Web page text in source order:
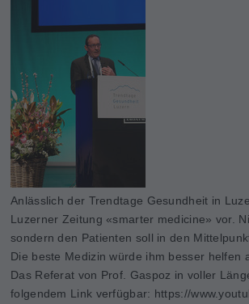
Anlässlich der Trendtage Gesundheit in
Luzerner Zeitung «smarter medicine» vor.
sondern den Patienten soll in den
Die beste Medizin würde ihm besser helfen
Das Referat von Prof. Gaspoz in voller
folgendem Link verfügbar: https://